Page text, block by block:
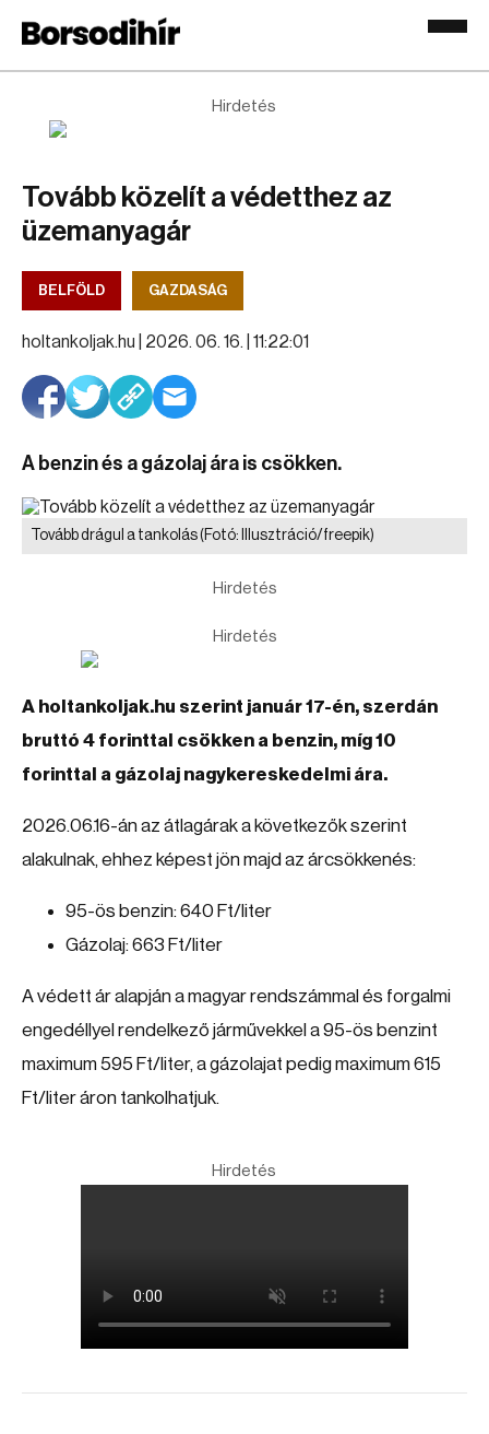
Hirdetés
Tovább közelít a védetthez az
üzemanyagár
BELFÖLD GAZDASÁG
holtankoljak.hu | 2026. 06. 16. | 11:22:01
A benzin és a gázolaj ára is csökken.
Tovább drágul a tankolás(Fotó: Illusztráció/freepik)
Hirdetés
Hirdetés
A holtankoljak.hu szerint január 17-én, szerdán
bruttó 4 forinttal csökken a benzin, míg 10
forinttal a gázolaj nagykereskedelmi ára.
2026.06.16-án az átlagárak a következők szerint
alakulnak, ehhez képest jön majd az árcsökkenés:
95-ös benzin: 640 Ft/liter
Gázolaj: 663 Ft/liter
A védett ár alapján a magyar rendszámmal és forgalmi
engedéllyel rendelkező járművekkel a 95-ös benzint
maximum 595 Ft/liter, a gázolajat pedig maximum 615
Ft/liter áron tankolhatjuk.
Hirdetés